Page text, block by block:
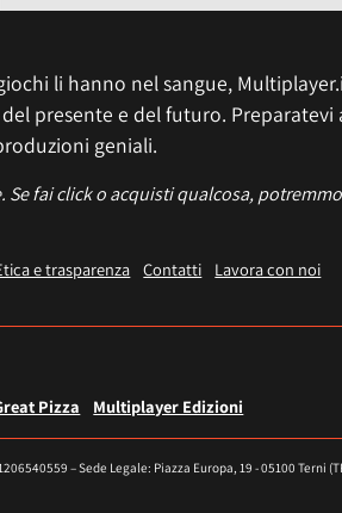
li hanno nel sangue,
presente e del futuro. Preparatevi
geniali.
fai click o acquisti qualcosa,
e trasparenza Contatti
Lavora con noi
Pizza Multiplayer Edizioni
– Sede Legale: Piazza Europa, 19 - 05100 Terni